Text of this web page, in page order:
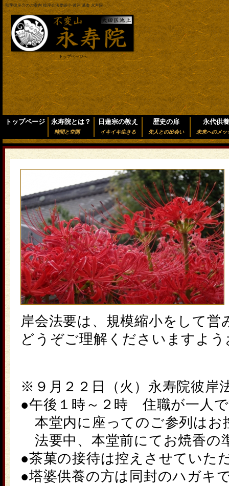
秋季彼岸会のご案内 彼岸会法要縮小 彼岸 墓参 永寿院
トップページへ
トップページ 永寿院とは？
時間と空間
日蓮宗の教え
イキイキ生きる
歴史の扉
先人との出会い
永代供
未来へのメッ
岸会法要は、規模縮小をして
どうぞご理解くださいますよ
※９月２２日（火）永寿院彼岸
●午後１時～２時 住職が一人
本堂内に座ってのご参列はお
法要中、本堂前にてお焼香の
●茶菓の接待は控えさせていた
●塔婆供養の方は同封のハガキ